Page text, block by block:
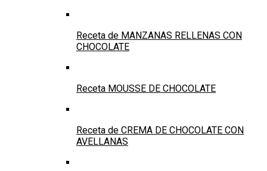
Receta de MANZANAS RELLENAS CON
CHOCOLATE
Receta MOUSSE DE CHOCOLATE
Receta de CREMA DE CHOCOLATE CON
AVELLANAS